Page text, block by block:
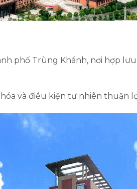
phố Trùng Khánh, nơi hợp
và điều kiện tự nhiên thuận